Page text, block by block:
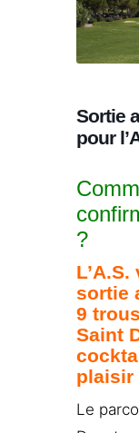
Sortie
pour
?
sortie
9
Saint
plaisir
Le